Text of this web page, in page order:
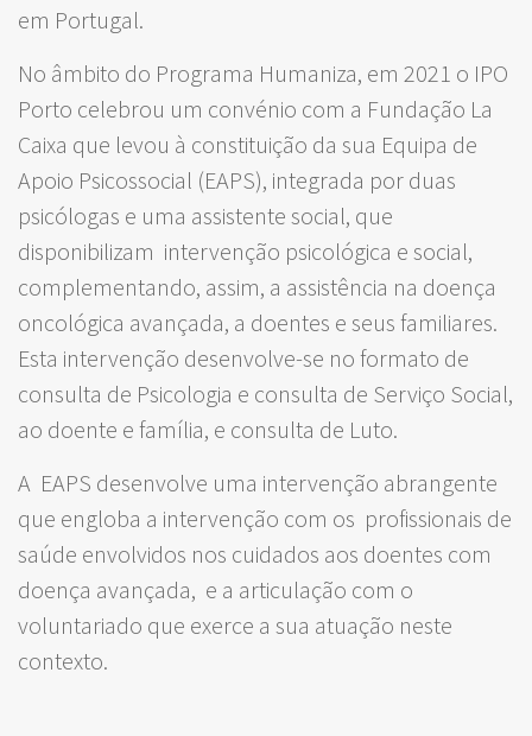
em Portugal.
No âmbito do Programa Humaniza, em 2021 o IPO
Porto celebrou um convénio com a Fundação La
Caixa que levou à constituição da sua Equipa de
Apoio Psicossocial (EAPS), integrada por duas
psicólogas e uma assistente social, que
disponibilizam intervenção psicológica e social,
complementando, assim, a assistência na doença
oncológica avançada, a doentes e seus familiares.
Esta intervenção desenvolve-se no formato de
consulta de Psicologia e consulta de Serviço Social,
ao doente e família, e consulta de Luto.
A EAPS desenvolve uma intervenção abrangente
que engloba a intervenção com os profissionais de
saúde envolvidos nos cuidados aos doentes com
doença avançada, e a articulação com o
voluntariado que exerce a sua atuação neste
contexto.